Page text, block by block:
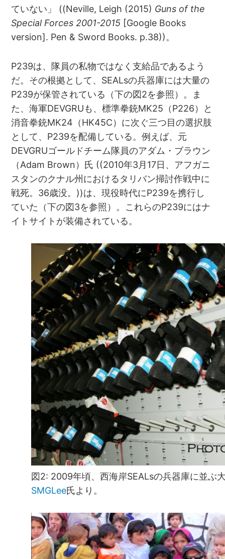
ていない」 ((Neville, Leigh (2015) Guns of the
Special Forces 2001-2015 [Google Books
version]. Pen & Sword Books. p.38))。
P239は、隊員の私物ではなく支給品であるよう
だ。その根拠として、SEALsの兵器庫には大量の
P239が保管されている（下の図2を参照）。ま
た、海軍DEVGRUも、標準拳銃MK25（P226）と
消音拳銃MK24（HK45C）に次ぐ三つ目の選択肢
として、P239を配備している。例えば、元
DEVGRUゴールドチーム隊員のアダム・ブラウン
（Adam Brown）氏 ((2010年3月17日、アフガニ
スタンのクナル州におけるタリバン掃討作戦中に
戦死。36歳没。))は、現役時代にP239を携行し
ていた（下の図3を参照）。これらのP239にはナ
イトサイトが装備されている。
図2: 2009年頃、西海岸SEALsの兵器庫に並ぶ
SMGLee氏より。